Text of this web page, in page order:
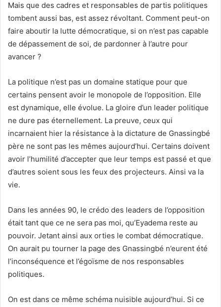
Mais que des cadres et responsables de partis politiques
tombent aussi bas, est assez révoltant. Comment peut-on
faire aboutir la lutte démocratique, si on n’est pas capable
de dépassement de soi, de pardonner à l’autre pour
avancer ?
La politique n’est pas un domaine statique pour que
certains pensent avoir le monopole de l’opposition. Elle
est dynamique, elle évolue. La gloire d’un leader politique
ne dure pas éternellement. La preuve, ceux qui
incarnaient hier la résistance à la dictature de Gnassingbé
père ne sont pas les mêmes aujourd’hui. Certains doivent
avoir l’humilité d’accepter que leur temps est passé et que
d’autres soient sous les feux des projecteurs. Ainsi va la
vie.
Dans les années 90, le crédo des leaders de l’opposition
était tant que ce ne sera pas moi, qu’Eyadema reste au
pouvoir. Jetant ainsi aux orties le combat démocratique.
On aurait pu tourner la page des Gnassingbé n’eurent été
l’inconséquence et l’égoïsme de nos responsables
politiques.
On est dans ce même schéma nuisible aujourd’hui. Si ce